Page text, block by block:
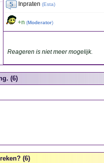
Inpraten (Esta)
+n (Moderator)
Reageren is niet meer mogelijk.
(6)
(6)